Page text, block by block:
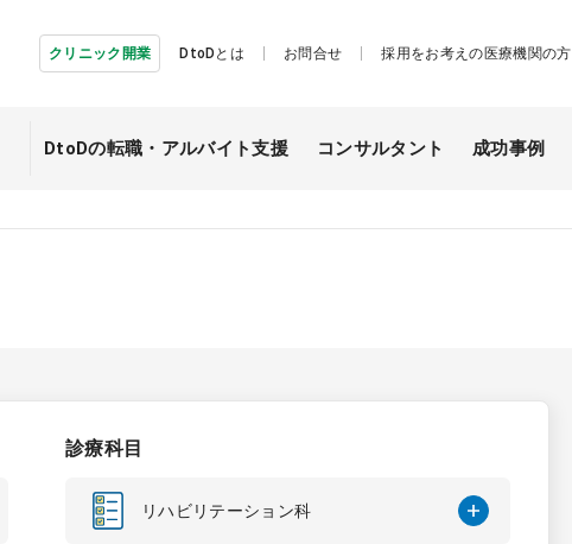
クリニック開業 DtoDとは お問合せ 採用をお考えの医療機関の方
DtoDの転職・ アルバイト支援 コンサルタント 成功事例
診療科目
リハビリテーション科